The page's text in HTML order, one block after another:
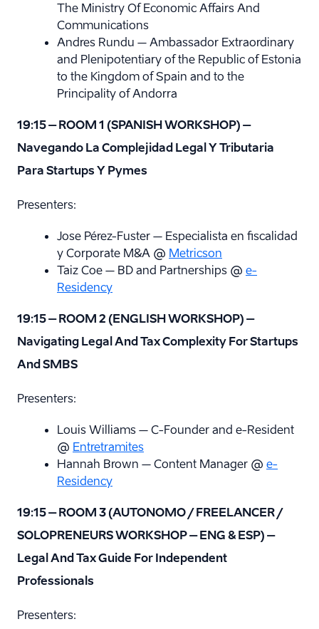
The Ministry Of Economic Affairs And
Communications
Andres Rundu – Ambassador Extraordinary
and Plenipotentiary of the Republic of Estonia
to the Kingdom of Spain and to the
Principality of Andorra
19:15 – ROOM 1 (SPANISH WORKSHOP) –
Navegando La Complejidad Legal Y Tributaria
Para Startups Y Pymes
Presenters:
Jose Pérez-Fuster – Especialista en fiscalidad
y Corporate M&A @ Metricson
Taiz Coe – BD and Partnerships @ e-
Residency
19:15 – ROOM 2 (ENGLISH WORKSHOP) –
Navigating Legal And Tax Complexity For Startups
And SMBS
Presenters:
Louis Williams – C-Founder and e-Resident
@ Entretramites
Hannah Brown – Content Manager @ e-
Residency
19:15 – ROOM 3 (AUTONOMO / FREELANCER /
SOLOPRENEURS WORKSHOP – ENG & ESP) –
Legal And Tax Guide For Independent
Professionals
Presenters: